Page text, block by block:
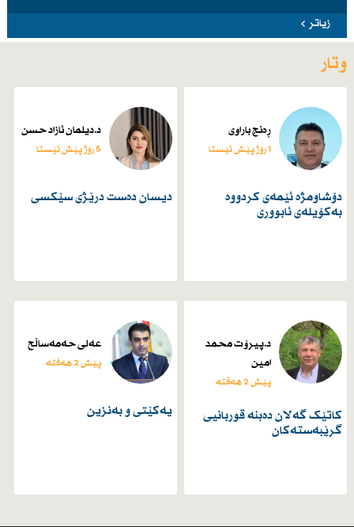
زیاتر
وتار
ڕەنج باراوی
1 رۆژ پێش ئێستا
دۆشاومژە ئێمەی کردووە
بەکۆیلەی ئابووری
د.دیلمان ئازاد حسن
5 رۆژ پێش ئێستا
دیسان دەست درێژی سێكسی
د.پیرۆت محمد
امین
پێش 2 هەفتە
کاتێک گەلان دەبنە قوربانیی
گرێبەستەکان
عەلی حەمەساڵح
پێش 2 هەفتە
یەكێتی و بەنزین